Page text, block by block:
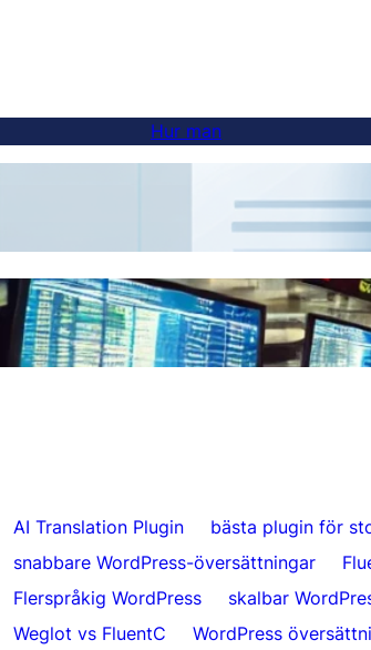
Hur man
Hur man lägger till en språkväljare på
Hoppa över översättningar för specifikt
innehåll med FluentC
AI Translation Plugin bästa plugin för
snabbare WordPress-översättningar
Flerspråkig WordPress
skalbar
Weglot vs FluentC
WordPress